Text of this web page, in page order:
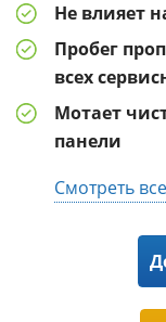
Не влияет
Пробег
всех
Мотает
панели
Смотреть